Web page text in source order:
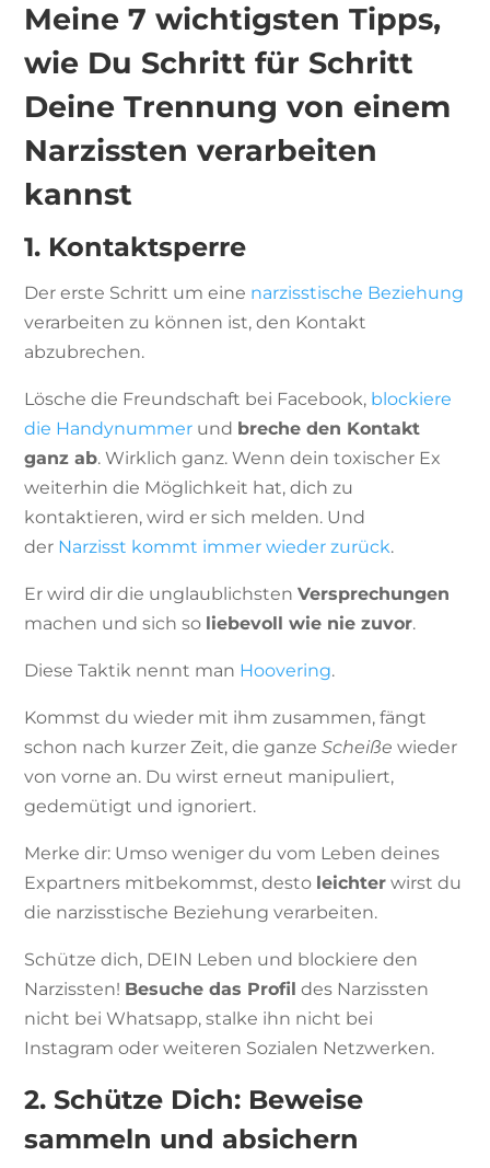
Meine 7 wichtigsten Tipps,
wie Du Schritt für Schritt
Deine Trennung von einem
Narzissten verarbeiten
kannst
1. Kontaktsperre
Der erste Schritt um eine narzisstische Beziehung
verarbeiten zu können ist, den Kontakt
abzubrechen.
Lösche die Freundschaft bei Facebook, blockiere
die Handynummer und breche den Kontakt
ganz ab. Wirklich ganz. Wenn dein toxischer Ex
weiterhin die Möglichkeit hat, dich zu
kontaktieren, wird er sich melden. Und
der Narzisst kommt immer wieder zurück.
Er wird dir die unglaublichstenVersprechungen
machen und sich so liebevoll wie nie zuvor.
Diese Taktik nennt man Hoovering.
Kommst du wieder mit ihm zusammen, fängt
schon nach kurzer Zeit, die ganzeScheiße wieder
von vorne an. Du wirst erneut manipuliert,
gedemütigt und ignoriert.
Merke dir: Umso weniger du vom Leben deines
Expartners mitbekommst, desto leichter wirst du
die narzisstische Beziehung verarbeiten.
Schütze dich, DEIN Leben und blockiere den
Narzissten! Besuche das Profil des Narzissten
nicht bei Whatsapp, stalke ihn nicht bei
Instagram oder weiteren Sozialen Netzwerken.
2. Schütze Dich: Beweise
sammeln und absichern